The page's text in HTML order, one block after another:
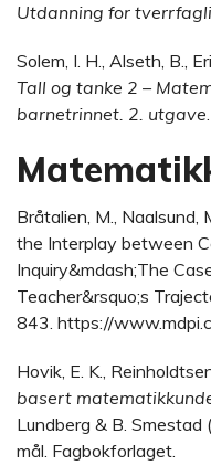
Utdanning for
Solem, I. H., Alseth, B.,
Tall og tanke 2 –
barnetrinnet. 2. utgave
Bråtalien, M., Naalsund,
the Interplay between
Inquiry&mdash;The
Teacher&rsquo;s
843. https://
Hovik, E. K.,
basert
Lundberg & B.
mål. Fagbokforlaget.